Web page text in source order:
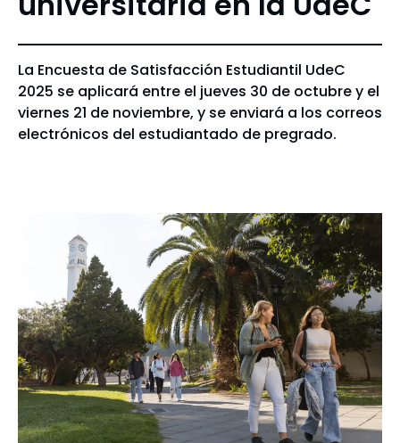
La Encuesta de Satisfacción Estudiantil UdeC
2025 se aplicará entre el jueves 30 de octubre y el
viernes 21 de noviembre, y se enviará a los correos
electrónicos del estudiantado de pregrado.